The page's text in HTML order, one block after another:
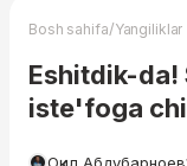
Bosh sahifa/Yangiliklar
Eshitdik-da!
iste'foga